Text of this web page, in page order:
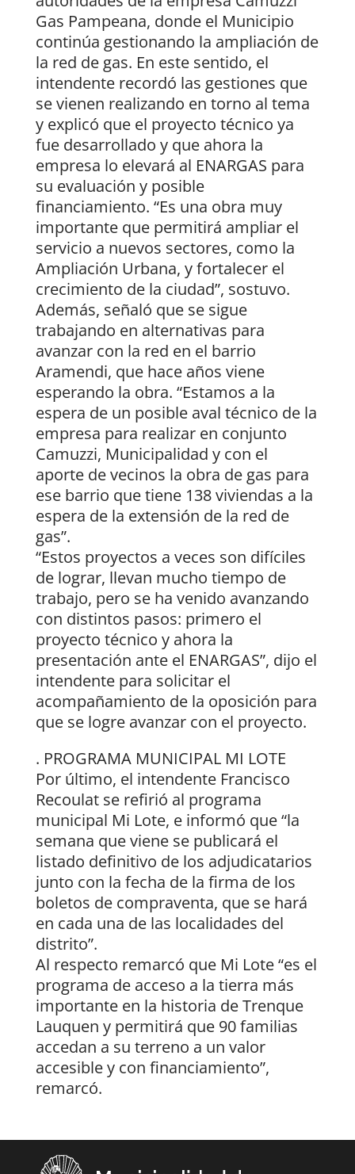
Gas Pampeana, donde el Municipio
continúa gestionando la ampliación de
la red de gas. En este sentido, el
intendente recordó las gestiones que
se vienen realizando en torno al tema
y explicó que el proyecto técnico ya
fue desarrollado y que ahora la
empresa lo elevará al ENARGAS para
su evaluación y posible
financiamiento. “Es una obra muy
importante que permitirá ampliar el
servicio a nuevos sectores, como la
Ampliación Urbana, y fortalecer el
crecimiento de la ciudad”, sostuvo.
Además, señaló que se sigue
trabajando en alternativas para
avanzar con la red en el barrio
Aramendi, que hace años viene
esperando la obra. “Estamos a la
espera de un posible aval técnico de la
empresa para realizar en conjunto
Camuzzi, Municipalidad y con el
aporte de vecinos la obra de gas para
ese barrio que tiene 138 viviendas a la
espera de la extensión de la red de
gas”.
“Estos proyectos a veces son difíciles
de lograr, llevan mucho tiempo de
trabajo, pero se ha venido avanzando
con distintos pasos: primero el
proyecto técnico y ahora la
presentación ante el ENARGAS”, dijo el
intendente para solicitar el
acompañamiento de la oposición para
que se logre avanzar con el proyecto.
. PROGRAMA MUNICIPAL MI LOTE
Por último, el intendente Francisco
Recoulat se refirió al programa
municipal Mi Lote, e informó que “la
semana que viene se publicará el
listado definitivo de los adjudicatarios
junto con la fecha de la firma de los
boletos de compraventa, que se hará
en cada una de las localidades del
distrito”.
Al respecto remarcó que Mi Lote “es el
programa de acceso a la tierra más
importante en la historia de Trenque
Lauquen y permitirá que 90 familias
accedan a su terreno a un valor
accesible y con financiamiento”,
remarcó.